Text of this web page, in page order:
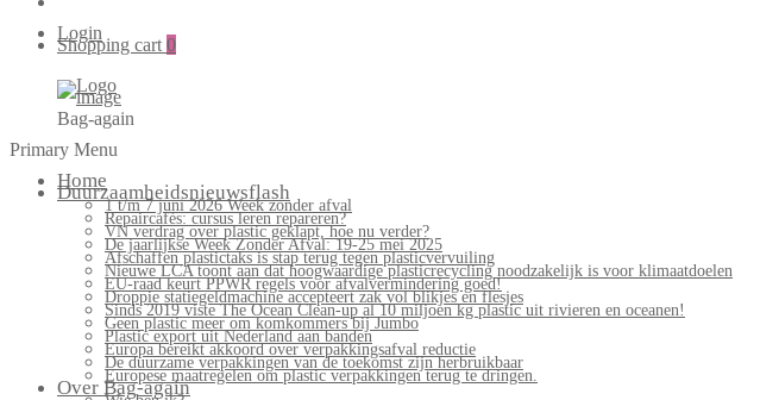
Login
Shopping cart 0
Bag-again
Primary Menu
Home
Duurzaamheidsnieuwsflash
1 t/m 7 juni 2026 Week zonder afval
Repaircafés: cursus leren repareren?
VN verdrag over plastic geklapt, hoe nu verder?
De jaarlijkse Week Zonder Afval: 19-25 mei 2025
Afschaffen plastictaks is stap terug tegen plasticvervuiling
Nieuwe LCA toont aan dat hoogwaardige plasticrecycling noodzakelijk is voor klimaatdoelen
EU-raad keurt PPWR regels voor afvalvermindering goed!
Droppie statiegeldmachine accepteert zak vol blikjes en flesjes
Sinds 2019 viste The Ocean Clean-up al 10 miljoen kg plastic uit rivieren en oceanen!
Geen plastic meer om komkommers bij Jumbo
Plastic export uit Nederland aan banden
Europa bereikt akkoord over verpakkingsafval reductie
De duurzame verpakkingen van de toekomst zijn herbruikbaar
Europese maatregelen om plastic verpakkingen terug te dringen.
Over Bag-again